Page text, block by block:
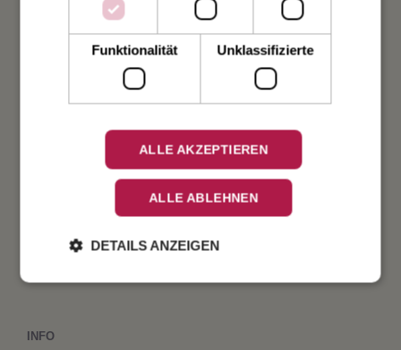
Weihnachten
Verlobung
Geburtstag
INFO
Funktionalität Unklassifizierte
ALLE AKZEPTIEREN
ALLE ABLEHNEN
DETAILS ANZEIGEN